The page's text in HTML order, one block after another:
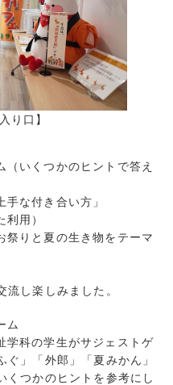
り口】
いくつかのヒントで答え
な付き合い方」
用）
りと夏の生き物をテーマ
し楽しみました。
ム
学科の学生がサジェストゲ
」「外郎」「夏みかん」
くつかのヒントを参考にし